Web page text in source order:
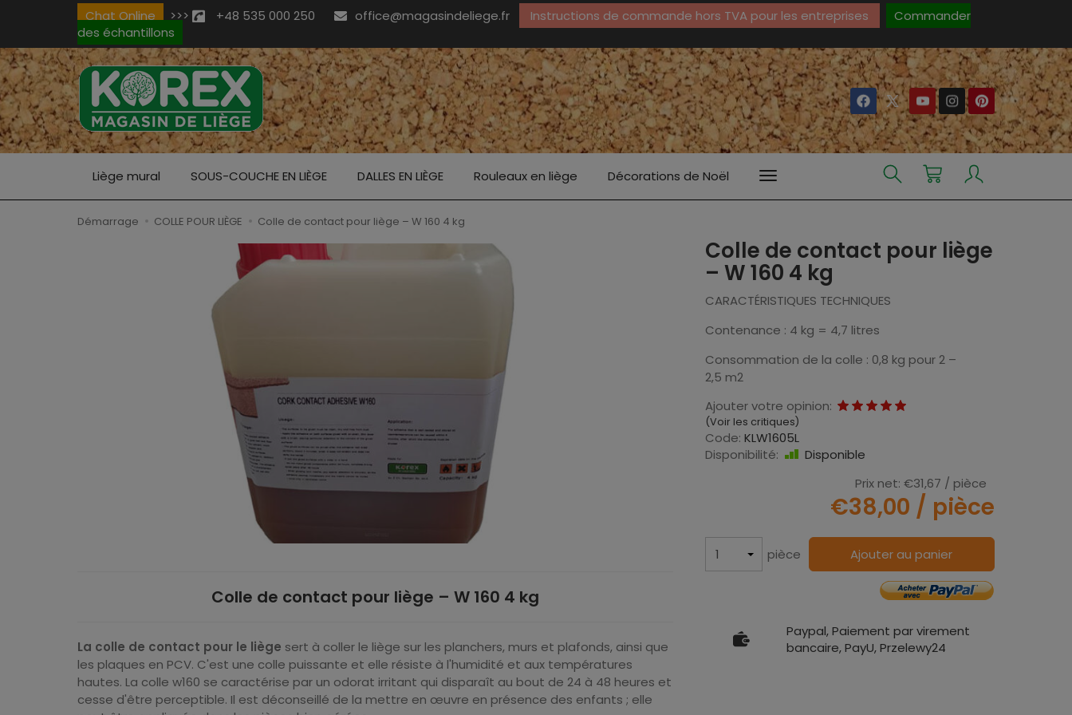
Chat Online >>> +48 535 000 250 office@magasindeliege.fr Instructions de commande hors TVA pour les entreprises
Commander
des échantillons
Liège mural SOUS-COUCHE EN LIÈGE DALLES EN LIÈGE Rouleaux en liège Décorations de Noël
Démarrage COLLE POUR LIÈGE Colle de contact pour liège – W 160 4 kg
Colle de contact pour liège
– W 160 4 kg
CARACTÉRISTIQUES TECHNIQUES
Contenance : 4 kg = 4,7 litres
Consommation de la colle : 0,8 kg pour 2 –
2,5 m2
Ajouter votre opinion:
(Voir les critiques)
Code: KLW1605L
Disponibilité:
Disponible
Prix net: €31,67 / pièce
€38,00 / pièce
pièce Ajouter au panier
Paypal, Paiement par virement
bancaire, PayU, Przelewy24
Colle de contact pour liège – W 160 4 kg
La colle de contact pour le liège sert à coller le liège sur les planchers, murs et plafonds, ainsi que
les plaques en PCV. C'est une colle puissante et elle résiste à l'humidité et aux températures
hautes. La colle w160 se caractérise par un odorat irritant qui disparaît au bout de 24 à 48 heures et
cesse d'être perceptible. Il est déconseillé de la mettre en œuvre en présence des enfants ; elle